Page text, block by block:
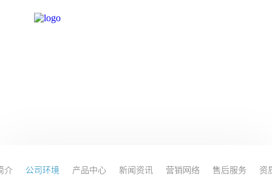
介 公司环境 产品中心 新闻资讯 营销网络 售后服务 资